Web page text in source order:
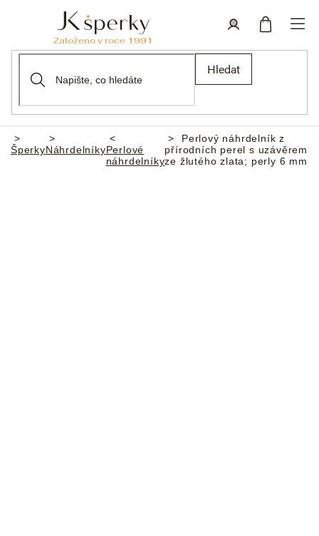
Hledat
Domů
ŠperkyNáhrdelníkyPerlové
náhrdelníky
Perlový náhrdelník z
přírodních perel s uzávěrem
ze žlutého zlata; perly 6 mm